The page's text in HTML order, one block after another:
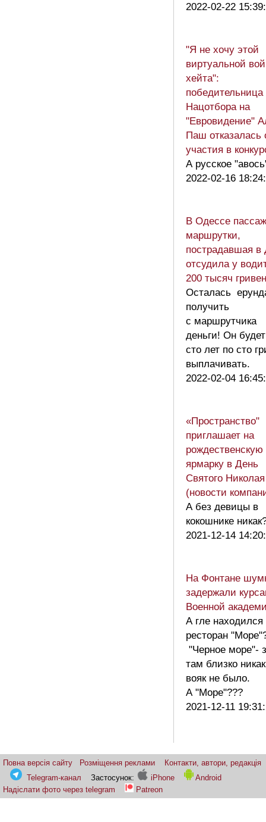
2022-02-22
"Я не хочу этой
виртуальной
хейта":
победительница
Нацотбора на
"Евровидение"
Паш отказалась
участия в
А русское
2022-02-16
В Одессе
маршрутки,
пострадавшая
отсудила у
200 тысяч гривен
Осталась
получить
с маршрутчика
деньги! Он будет
сто лет по сто
выплачивать.
2022-02-04
«Пространство"
приглашает на
рождественскую
ярмарку в День
Святого Николая
(новости
А без девицы в
кокошнике
2021-12-14
На Фонтане
задержали
Военной
А гле находился
ресторан
"Черное море"-
там близко
вояк не было.
А "Море"???
2021-12-11
Повна версія сайту Розміщення реклами
Контакти, автори, редакція
Telegram-канал
Застосунок: iPhone
Android
Надіслати фото через telegram
Patreon